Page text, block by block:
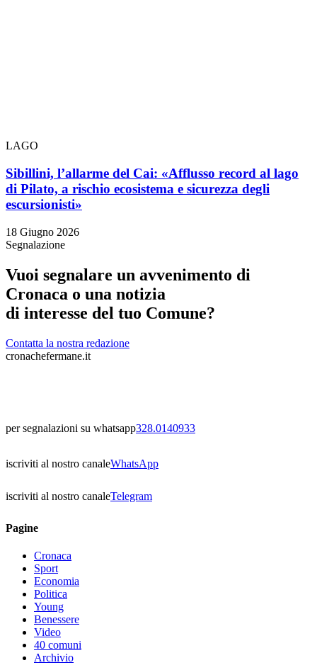
LAGO
Sibillini, l’allarme del Cai: «Afflusso record al lago
di Pilato, a rischio ecosistema e sicurezza degli
escursionisti»
18 Giugno 2026
Segnalazione
Vuoi segnalare un avvenimento di
Cronaca o una notizia
di interesse del tuo Comune?
Contatta la nostra redazione
cronachefermane.it
per segnalazioni su whatsapp328.0140933
iscriviti al nostro canaleWhatsApp
iscriviti al nostro canaleTelegram
Pagine
Cronaca
Sport
Economia
Politica
Young
Benessere
Video
40 comuni
Archivio